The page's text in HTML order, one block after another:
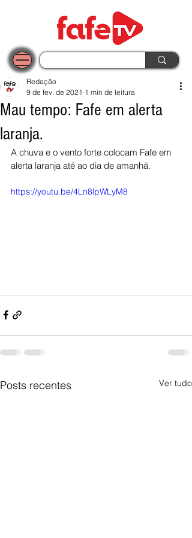
Mau tempo: Fafe em alerta
laranja.
Redação
9 de fev. de 2021 1 min de leitura
A chuva e o vento forte colocam Fafe em
alerta laranja até ao dia de amanhã.
https://youtu.be/4Ln8lpWLyM8
Posts recentes Ver tudo